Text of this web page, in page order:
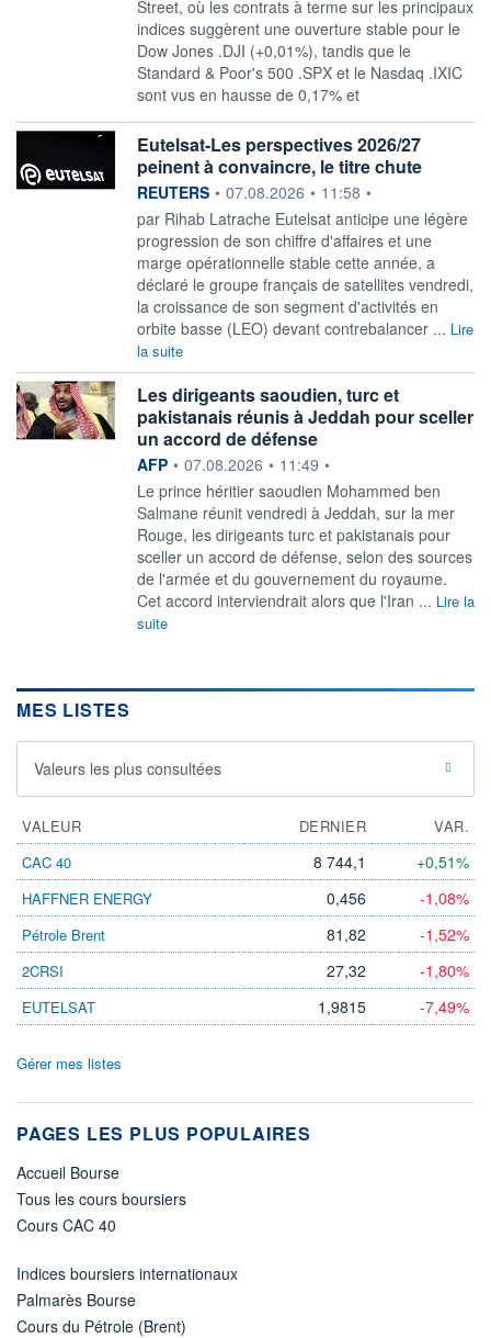
Street, où les contrats à terme sur les principaux
indices suggèrent une ouverture stable pour le
Dow Jones .DJI (+0,01%), tandis que le
Standard & Poor's 500 .SPX et le Nasdaq .IXIC
sont vus en hausse de 0,17% et
Eutelsat-Les perspectives 2026/27
peinent à convaincre, le titre chute
information fournie par
REUTERS • 07.08.2026 • 11:58 •
par Rihab Latrache Eutelsat anticipe une légère
progression ‌de son chiffre d'affaires et une
marge opérationnelle stable cette année, a
déclaré le groupe français de ​satellites vendredi,
la croissance de son segment d'activités en
orbite basse (LEO) devant contrebalancer ... Lire
la suite
Les dirigeants saoudien, turc et
pakistanais réunis à Jeddah pour sceller
un accord de défense
information fournie par
AFP • 07.08.2026 • 11:49 •
Le prince héritier saoudien Mohammed ben
Salmane réunit vendredi à Jeddah, sur la mer
Rouge, les dirigeants turc et pakistanais pour
sceller un accord de défense, selon des sources
de l'armée et du gouvernement du royaume.
Cet accord interviendrait alors que l'Iran ... Lire la
suite
MES LISTES
Valeurs les plus consultées
VALEUR DERNIER
VAR.
CAC 40
8 744,1 +0,51%
HAFFNER ENERGY 0,456 -1,08%
Pétrole Brent 81,82 -1,52%
2CRSI 27,32 -1,80%
EUTELSAT 1,9815 -7,49%
Gérer mes listes
PAGES LES PLUS POPULAIRES
Accueil Bourse
Tous les cours boursiers
Cours CAC 40
Indices boursiers internationaux
Palmarès Bourse
Cours du Pétrole (Brent)